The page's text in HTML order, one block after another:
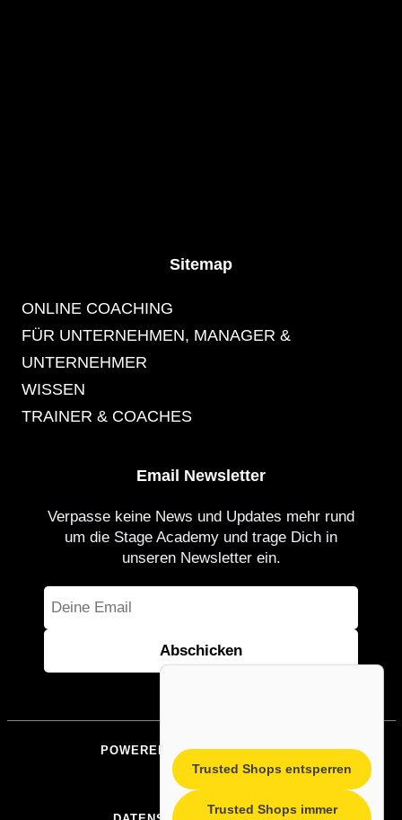
Trusted Shops entsperren
Trusted Shops immer
Sitemap
ONLINE COACHING
FÜR UNTERNEHMEN, MANAGER &
UNTERNEHMER
WISSEN
TRAINER & COACHES
Email Newsletter
Verpasse keine News und Updates mehr rund
um die Stage Academy und trage Dich in
unseren Newsletter ein.
POWERED BY STAGEACADEMY
IMPRESSUM